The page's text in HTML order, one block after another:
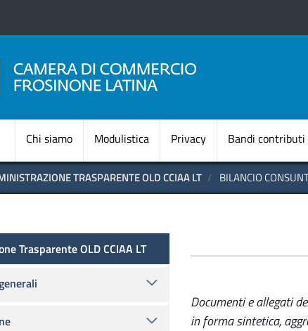
Chi siamo Modulistica Privacy Bandi contributi
TRASPARENTE OLD CCIAA LT BILANCIO
Documenti e allegati
in forma sintetica,
Trasparente OLD
Trasparente OLD CCIAA LT